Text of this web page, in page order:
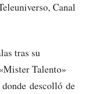
Canal
tras su
Talento»
descolló de